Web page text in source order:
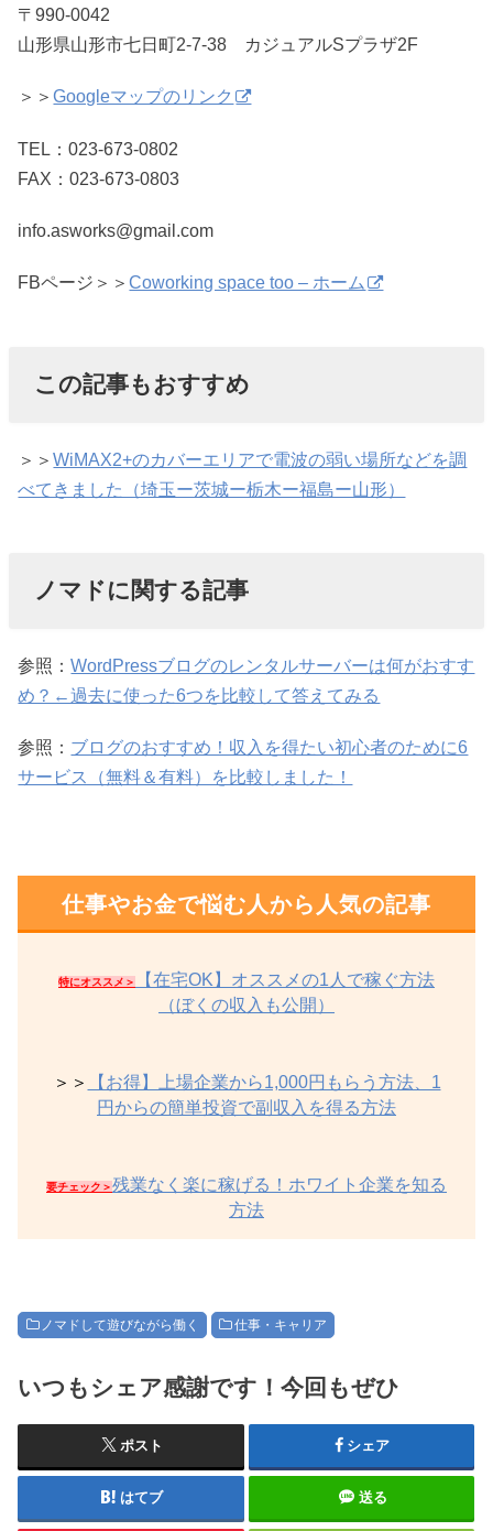
〒990-0042
山形県山形市七日町2-7-38 カジュアルSプラザ2F
＞＞Googleマップのリンク
TEL：023-673-0802
FAX：023-673-0803
info.asworks@gmail.com
FBページ＞＞Coworking space too – ホーム
この記事もおすすめ
＞＞WiMAX2+のカバーエリアで電波の弱い場所などを調
べてきました（埼玉ー茨城ー栃木ー福島ー山形）
ノマドに関する記事
参照：WordPressブログのレンタルサーバーは何がおすす
め？←過去に使った6つを比較して答えてみる
参照： ブログのおすすめ！収入を得たい初心者のために6
サービス（無料＆有料）を比較しました！
仕事やお金で悩む人から人気の記事
特にオススメ＞
【在宅OK】オススメの1人で稼ぐ方法
（ぼくの収入も公開）
＞＞
【お得】上場企業から1,000円もらう方法、1
円からの簡単投資で副収入を得る方法
要チェック＞残業なく楽に稼げる！ホワイト企業を知る
方法
ノマドして遊びながら働く 仕事・キャリア
いつもシェア感謝です！今回もぜひ
ポスト シェア
はてブ 送る